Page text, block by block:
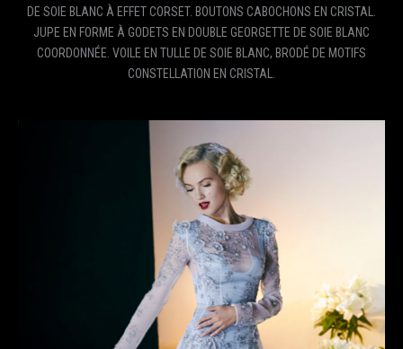
DE SOIE BLANC À EFFET CORSET. BOUTONS CABOCHONS EN CRISTAL.
JUPE EN FORME À GODETS EN DOUBLE GEORGETTE DE SOIE BLANC
COORDONNÉE. VOILE EN TULLE DE SOIE BLANC, BRODÉ DE MOTIFS
CONSTELLATION EN CRISTAL.